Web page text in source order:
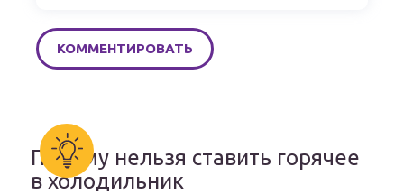
Почему нельзя ставить горячее
в холодильник